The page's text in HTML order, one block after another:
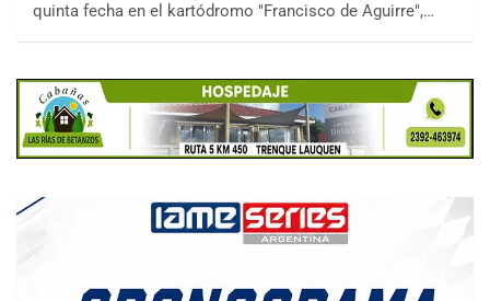
quinta fecha en el kartódromo "Francisco de Aguirre",…